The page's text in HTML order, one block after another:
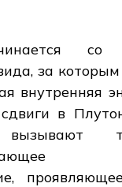
со
за
внутренняя
в